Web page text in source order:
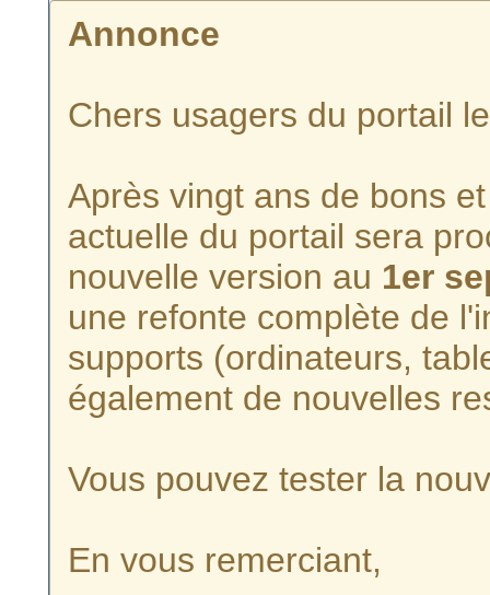
Annonce
Chers usagers du portail
Après vingt ans de bons
actuelle du portail sera
nouvelle version au 1er
une refonte complète de
supports (ordinateurs,
également de nouvelles
Vous pouvez tester la
En vous remerciant,